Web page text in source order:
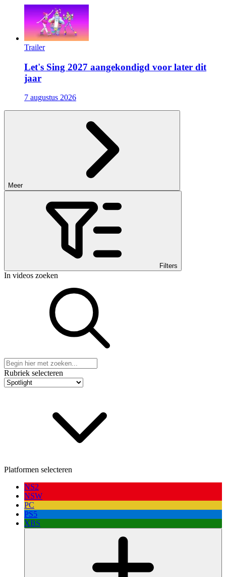
Trailer
Let's Sing 2027 aangekondigd voor later dit
jaar
7 augustus 2026
Meer
Filters
In videos zoeken
Rubriek selecteren
Platformen selecteren
NS2
NSW
PC
PS5
XBS